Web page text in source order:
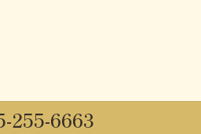
255-6663